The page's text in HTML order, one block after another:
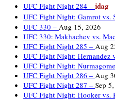
UFC Fight Night 284 – idag
UFC Fight Night: Gamrot vs.
UFC 330 – Aug 15, 2026
UFC 330: Makhachev vs.
UFC Fight Night 285 – Aug
UFC Fight Night: Hernandez
UFC Fight Night:
UFC Fight Night 286 – Aug
UFC Fight Night 287 – Sep
UFC Fight Night: Hooker vs.